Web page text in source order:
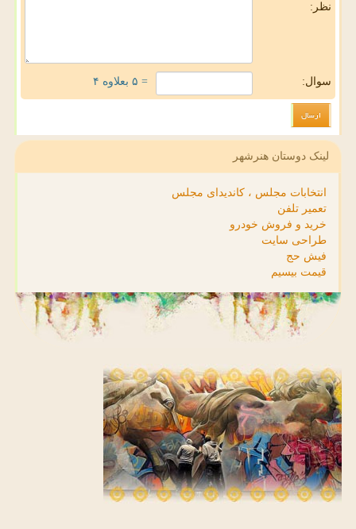
نظر:
سوال: = ۵ بعلاوه ۴
لینک دوستان هنرشهر
انتخابات مجلس ، کاندیدای مجلس
تعمیر تلفن
خرید و فروش خودرو
طراحی سایت
فیش حج
قیمت بیسیم